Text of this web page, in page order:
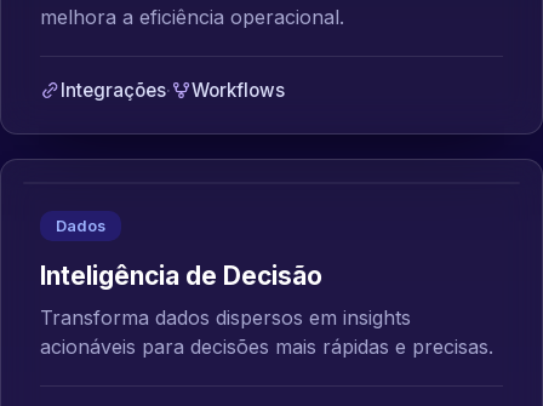
melhora a eficiência operacional.
Integrações· Workflows
Dados
Inteligência de Decisão
Transforma dados dispersos em insights
acionáveis para decisões mais rápidas e precisas.